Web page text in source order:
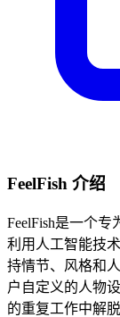
FeelFish 介绍
FeelFish是一个
利用人工智能技
持情节、风格和
户自定义的人物
的重复工作中解